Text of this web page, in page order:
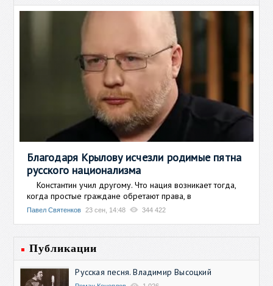
Благодаря Крылову исчезли родимые пятна
русского национализма
Константин учил другому. Что нация возникает тогда,
когда простые граждане обретают права, в
Павел Святенков 23 сен, 14:48 344 422
Публикации
Русская песня. Владимир Высоцкий